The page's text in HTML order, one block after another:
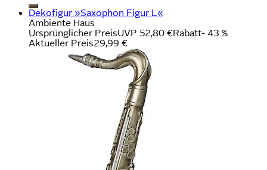
Dekofigur »Saxophon Figur L«
Ambiente Haus
Ursprünglicher PreisUVP 52,80 €Rabatt- 43 %
Aktueller Preis29,99 €